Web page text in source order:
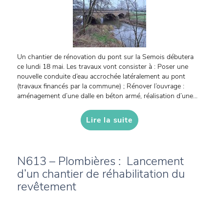
Un chantier de rénovation du pont sur la Semois débutera
ce lundi 18 mai. Les travaux vont consister à : Poser une
nouvelle conduite d’eau accrochée latéralement au pont
(travaux financés par la commune) ; Rénover l’ouvrage :
aménagement d’une dalle en béton armé, réalisation d’une...
Lire la suite
N613 – Plombières : Lancement
d’un chantier de réhabilitation du
revêtement